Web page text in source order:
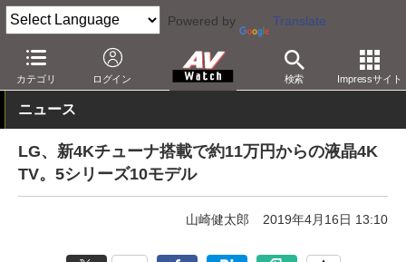
Powered by Translate
カテゴリ ログイン 検索 Impressサイト
AV Watch 製品 テレビ LG
ニュース
LG、新4Kチューナ搭載で約11万円からの液晶4K
TV。5シリーズ10モデル
山崎健太郎 2019年4月16日 13:10